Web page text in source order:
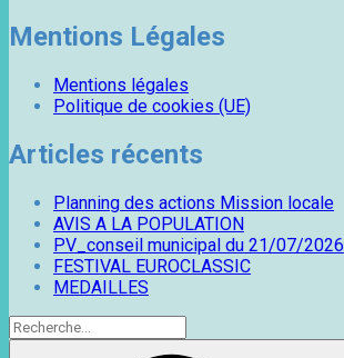
Mentions Légales
Mentions légales
Politique de cookies (UE)
Articles récents
Planning des actions Mission locale
AVIS A LA POPULATION
PV_conseil municipal du 21/07/2026
FESTIVAL EUROCLASSIC
MEDAILLES
Recherche
pour